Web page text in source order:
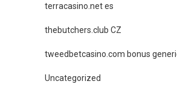
terracasino.net es
thebutchers.club CZ
tweedbetcasino.com bonus
Uncategorized